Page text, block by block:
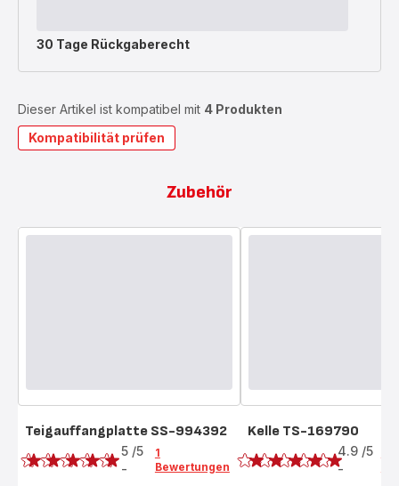
30 Tage Rückgaberecht
Dieser Artikel ist kompatibel mit 4 Produkten
Kompatibilität prüfen
Zubehör
Teigauffangplatte SS-994392
Bewertung
5 /5
-
1
Bewertungen
Kelle TS-169790
Bewertung
4.9 /5
-